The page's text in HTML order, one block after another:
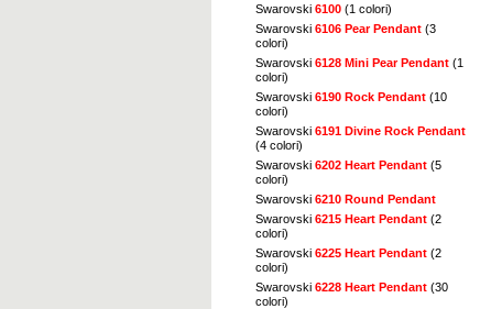
Swarovski 6100 (1 colori)
Swarovski 6106 Pear Pendant (3
colori)
Swarovski 6128 Mini Pear Pendant (1
colori)
Swarovski 6190 Rock Pendant (10
colori)
Swarovski 6191 Divine Rock Pendant
(4 colori)
Swarovski 6202 Heart Pendant (5
colori)
Swarovski 6210 Round Pendant
Swarovski 6215 Heart Pendant (2
colori)
Swarovski 6225 Heart Pendant (2
colori)
Swarovski 6228 Heart Pendant (30
colori)